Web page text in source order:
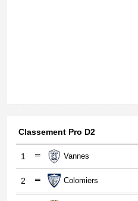
Classement Pro D2
1 Vannes
2 Colomiers